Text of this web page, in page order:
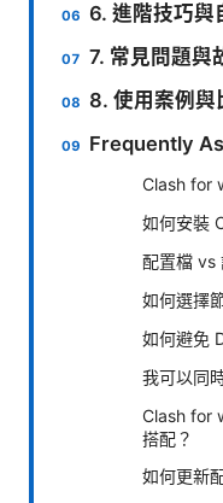
6. 進階技巧與
7. 常見問題與
8. 使用案例與
Frequently
Clash for
如何安裝
配置檔 vs
如何選擇
如何避免
我可以同
Clash for
搭配？
如何更新